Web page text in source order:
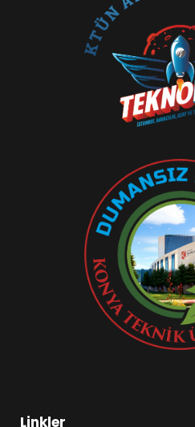
Linkler